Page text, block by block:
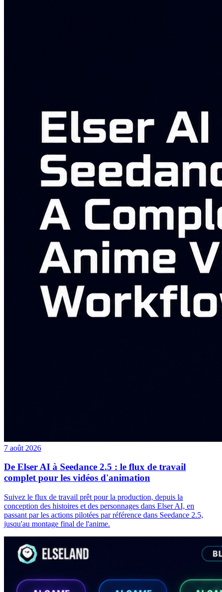
7 août 2026
De Elser AI à Seedance 2.5 : le flux de travail
complet pour les vidéos d'animation
Suivez le flux de travail prêt pour la production, depuis la
conception des histoires et des personnages dans Elser AI, en
passant par les actions pilotées par référence dans Seedance 2.5,
jusqu'au montage final de l'anime.